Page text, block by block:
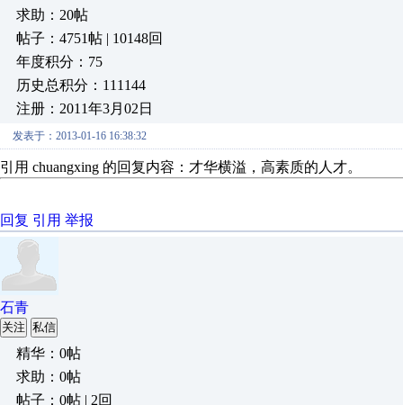
求助：20帖
帖子：4751帖 | 10148回
年度积分：75
历史总积分：111144
注册：2011年3月02日
发表于：2013-01-16 16:38:32
引用 chuangxing 的回复内容：才华横溢，高素质的人才。
回复 引用 举报
石青
关注 私信
精华：0帖
求助：0帖
帖子：0帖 | 2回